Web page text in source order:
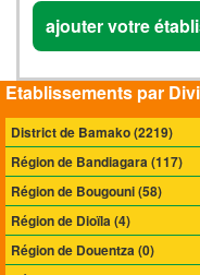
ajouter votre
Etablissements par
District de Bamako (2219)
Région de Bandiagara (117)
Région de Bougouni (58)
Région de Dioïla (4)
Région de Douentza (0)